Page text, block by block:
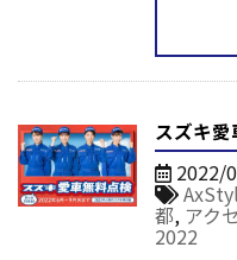
スズキ
2022/
都, アク
2022